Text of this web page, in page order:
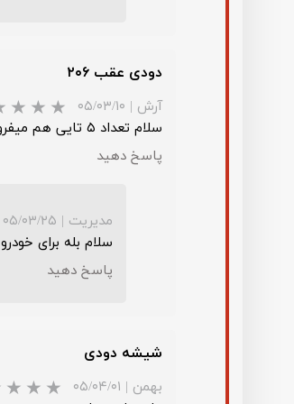
دودی عقب ۲۰۶
آرش | ۰۵/۰۳/۱۰
سلام تعداد ۵ تایی هم میفروشید
پاسخ دهید
مدیریت | ۰۵/۰۳/۲۵
سلام بله برای خودرو 206/207 تعداد کمتر فروش داریم
پاسخ دهید
شیشه دودی
بهمن | ۰۵/۰۴/۰۱